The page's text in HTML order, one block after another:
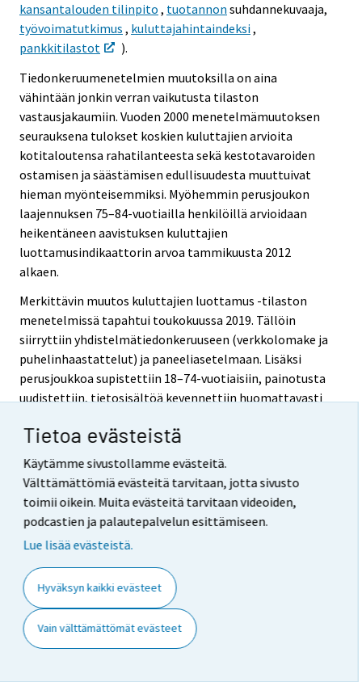
Tietoa evästeistä
Käytämme sivustollamme evästeitä.
Välttämättömiä evästeitä tarvitaan, jotta sivusto
toimii oikein. Muita evästeitä tarvitaan videoiden,
podcastien ja palautepalvelun esittämiseen.
Lue lisää evästeistä.
Hyväksyn kaikki evästeet
Vain välttämättömät evästeet
kansantalouden tilinpito , tuotannon suhdannekuvaaja,
työvoimatutkimus , kuluttajahintaindeksi,
pankkitilastot
).
Tiedonkeruumenetelmien muutoksilla on aina
vähintään jonkin verran vaikutusta tilaston
vastausjakaumiin. Vuoden 2000 menetelmämuutoksen
seurauksena tulokset koskien kuluttajien arvioita
kotitaloutensa rahatilanteesta sekä kestotavaroiden
ostamisen ja säästämisen edullisuudesta muuttuivat
hieman myönteisemmiksi. Myöhemmin perusjoukon
laajennuksen 75–84-vuotiailla henkilöillä arvioidaan
heikentäneen aavistuksen kuluttajien
luottamusindikaattorin arvoa tammikuusta 2012
alkaen.
Merkittävin muutos kuluttajien luottamus -tilaston
menetelmissä tapahtui toukokuussa 2019. Tällöin
siirryttiin yhdistelmätiedonkeruuseen (verkkolomake ja
puhelinhaastattelut) ja paneeliasetelmaan. Lisäksi
perusjoukkoa supistettiin 18–74-vuotiaisiin, painotusta
uudistettiin, tietosisältöä kevennettiin huomattavasti
vastaajaa itseään koskevia (aiemmin monet kysymykset
olivat koko kotitalouteen kohdistuvia). Näillä
muutoksilla oli odotetusti kysymyksestä riippuen
vaihtelevan suuruista yhteisvaikutusta
tutkimustuloksiin. Helmi-huhtikuussa 2019 toteutetun
rinnakkaiskeruun ja vaikutusten huolellisen analyysin
perusteella pystyttiin kuitenkin tasokorjaamaan
tilaston saldoaikasarjoja taaksepäin tammikuuhun 2018
saakka. Näin säilytettiin tilaston tietojen ainakin
osittainen vertailukelpoisuus ajassa edelleen
kohtuullisen luotettavana.